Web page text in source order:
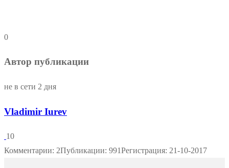
0
Автор публикации
не в сети 2 дня
Vladimir Iurev
10
Комментарии: 2Публикации: 991Регистрация: 21-10-2017